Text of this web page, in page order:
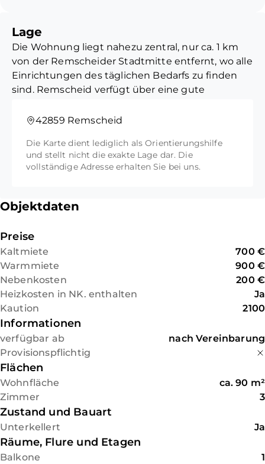
unserem Unternehmen.
Wir freuen uns auf Ihren Besuch!
Ihr
Lage
Die Wohnung liegt nahezu zentral, nur ca. 1 km
von der Remscheider Stadtmitte entfernt, wo alle
Einrichtungen des täglichen Bedarfs zu finden
sind. Remscheid verfügt über eine gute
Autobahnanschlussstelle sind es nur 3km.
42859 Remscheid
Die Karte dient lediglich als Orientierungshilfe
und stellt nicht die exakte Lage dar. Die
vollständige Adresse erhalten Sie bei uns.
Objektdaten
Preise
Kaltmiete
700 €
Warmmiete
900 €
Nebenkosten
200 €
Heizkosten in NK. enthalten
Ja
Kaution
2100
Informationen
verfügbar ab
nach Vereinbarung
Provisionspflichtig
Flächen
Wohnfläche ca. 90 m²
Zimmer
3
Zustand und Bauart
Unterkellert Ja
Räume, Flure und Etagen
Balkone 1